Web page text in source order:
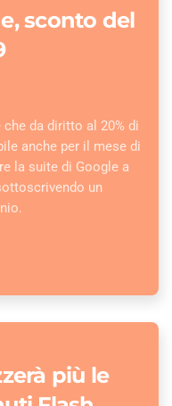
sconto del
da diritto al 20% di
anche per il mese di
la suite di Google a
un
più le